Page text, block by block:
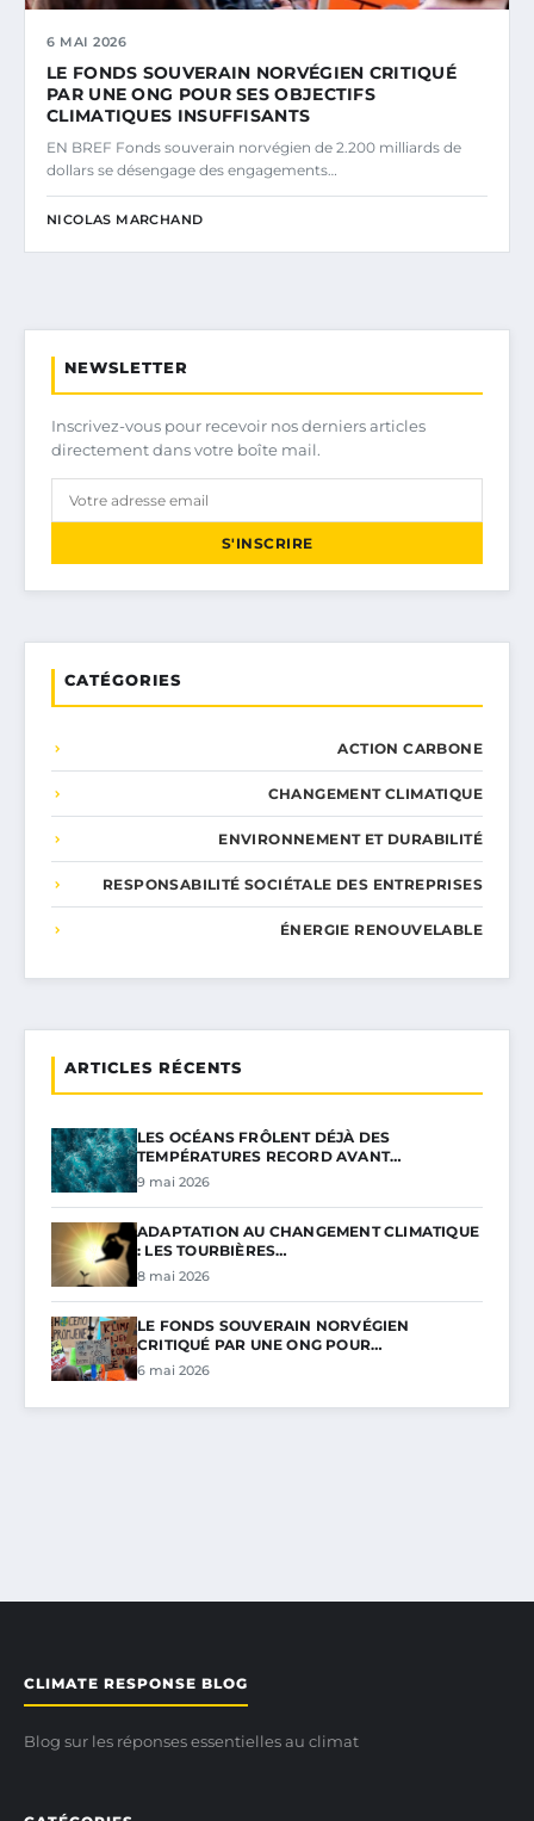
6 MAI 2026
LE FONDS SOUVERAIN NORVÉGIEN CRITIQUÉ
PAR UNE ONG POUR SES OBJECTIFS
CLIMATIQUES INSUFFISANTS
EN BREF Fonds souverain norvégien de 2.200 milliards de
dollars se désengage des engagements…
NICOLAS MARCHAND
NEWSLETTER
Inscrivez-vous pour recevoir nos derniers articles
directement dans votre boîte mail.
S'INSCRIRE
CATÉGORIES
ACTION CARBONE
CHANGEMENT CLIMATIQUE
ENVIRONNEMENT ET DURABILITÉ
RESPONSABILITÉ SOCIÉTALE DES ENTREPRISES
ÉNERGIE RENOUVELABLE
ARTICLES RÉCENTS
LES OCÉANS FRÔLENT DÉJÀ DES
TEMPÉRATURES RECORD AVANT…
9 mai 2026
ADAPTATION AU CHANGEMENT CLIMATIQUE
: LES TOURBIÈRES…
8 mai 2026
LE FONDS SOUVERAIN NORVÉGIEN
CRITIQUÉ PAR UNE ONG POUR…
6 mai 2026
CLIMATE RESPONSE BLOG
Blog sur les réponses essentielles au climat